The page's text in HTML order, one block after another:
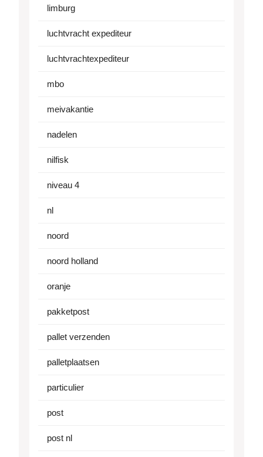
limburg
luchtvracht expediteur
luchtvrachtexpediteur
mbo
meivakantie
nadelen
nilfisk
niveau 4
nl
noord
noord holland
oranje
pakketpost
pallet verzenden
palletplaatsen
particulier
post
post nl